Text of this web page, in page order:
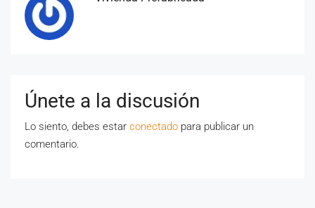
Únete a la discusión
Lo siento, debes estar conectado para publicar un
comentario.